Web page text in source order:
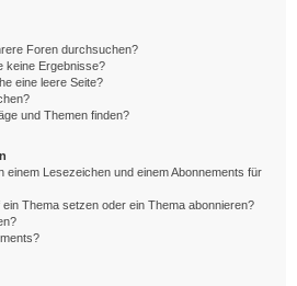
Foren durchsuchen?
keine Ergebnisse?
eine leere Seite?
und Themen finden?
Lesezeichen und einem Abonnements für
Thema setzen oder ein Thema abonnieren?